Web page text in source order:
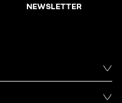
NEWSLETTER